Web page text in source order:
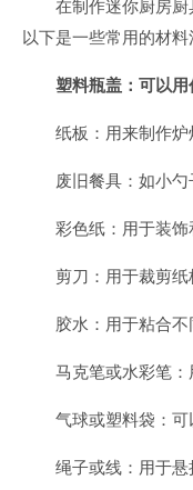
在制作迷你厨房厨
以下是一些常用的材料
塑料瓶盖：可以用
纸板：用来制作炉
废旧餐具：如小勺
彩色纸：用于装饰
剪刀：用于裁剪纸
胶水：用于粘合不
马克笔或水彩笔：
气球或塑料袋：可
绳子或线：用于悬